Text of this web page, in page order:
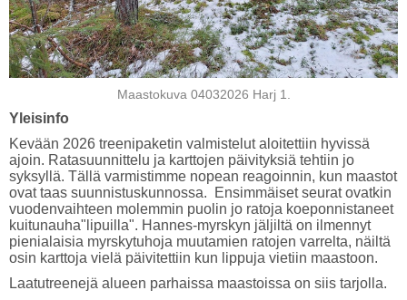
Maastokuva 04032026 Harj 1.
Yleisinfo
Kevään 2026 treenipaketin valmistelut aloitettiin hyvissä
ajoin. Ratasuunnittelu ja karttojen päivityksiä tehtiin jo
syksyllä. Tällä varmistimme nopean reagoinnin, kun maastot
ovat taas suunnistuskunnossa. Ensimmäiset seurat ovatkin
vuodenvaihteen molemmin puolin jo ratoja koeponnistaneet
kuitunauha"lipuilla". Hannes-myrskyn jäljiltä on ilmennyt
pienialaisia myrskytuhoja muutamien ratojen varrelta, näiltä
osin karttoja vielä päivitettiin kun lippuja vietiin maastoon.
Laatutreenejä alueen parhaissa maastoissa on siis tarjolla.